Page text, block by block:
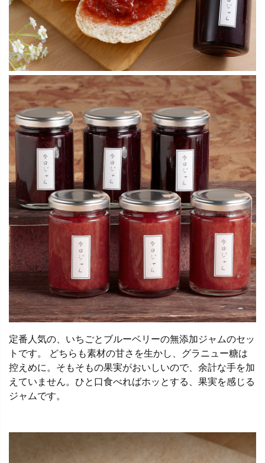
定番人気の、いちごとブルーベリーの無添加ジャムのセッ
トです。 どちらも素材の甘さを生かし、グラニュー糖は
控えめに。そもそもの果実がおいしいので、余計な手を加
えていません。ひと口食べればホッとする、果実を感じる
ジャムです。